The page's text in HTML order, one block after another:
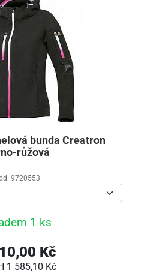
bunda Creatron
růžová
9720553
1 ks
Kč
1 585,10 Kč